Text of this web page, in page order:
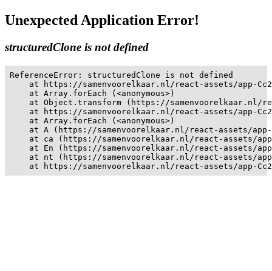
Unexpected Application Error!
structuredClone is not defined
ReferenceError: structuredClone is not defined
at https://samenvoorelkaar.nl/react-assets/app-
    at Array.forEach (<anonymous>)
at Object.transform (https://samenvoorelkaar.nl/
at https://samenvoorelkaar.nl/react-assets/app-
    at Array.forEach (<anonymous>)
at A (https://samenvoorelkaar.nl/react-assets/
at ca (https://samenvoorelkaar.nl/react-assets/
at En (https://samenvoorelkaar.nl/react-assets/
at nt (https://samenvoorelkaar.nl/react-assets/
at https://samenvoorelkaar.nl/react-assets/app-